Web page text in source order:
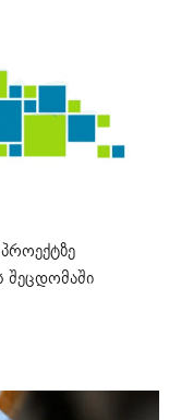
შეცდომაში